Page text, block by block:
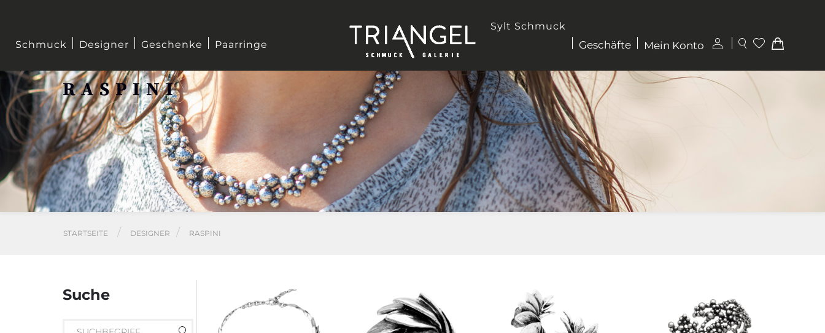
Schmuck Designer Geschenke Paarringe
Sylt Schmuck
Geschäfte Mein Konto
RASPINI
STARTSEITE DESIGNER RASPINI
Suche